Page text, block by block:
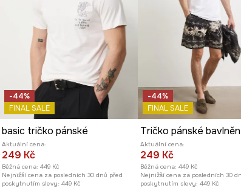
-44%
FINAL SALE
basic tričko pánské
Aktuální cena:
249 Kč
Běžná cena: 449 Kč
Nejnižší cena za posledních 30 dnů před
poskytnutím slevy: 449 Kč
-44%
FINAL SALE
Aktuální cena:
249 Kč
Běžná cena: 449 Kč
Nejnižší cena za posledních 30
poskytnutím slevy: 449 Kč